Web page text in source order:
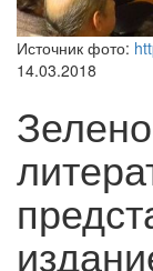
Источник фото:
14.03.2018